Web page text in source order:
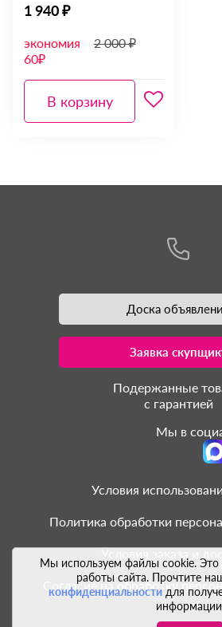
1 940 ₽
экономия
60₽
2 000 ₽
В корзину
Мы используем файлы cookie. Это
работы сайта. Прочтите
конфиденциальностидля
Доска
Заявка
Подержанные
с гарантией
Мы в
Условия
Политика обработки
Условия заказа и
Согласие на обработку